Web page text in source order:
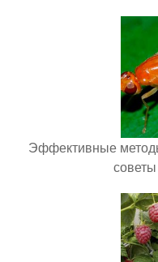
Эффективные